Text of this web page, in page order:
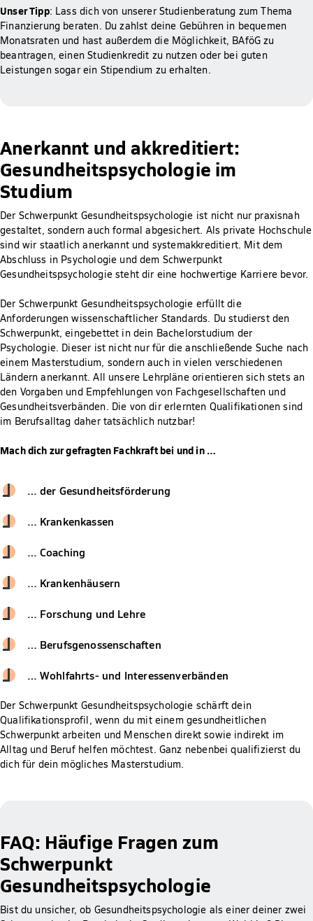
Unser Tipp: Lass dich von unserer Studienberatung zum Thema
Finanzierung beraten. Du zahlst deine Gebühren in bequemen
Monatsraten und hast außerdem die Möglichkeit, BAföG zu
beantragen, einen Studienkredit zu nutzen oder bei guten
Leistungen sogar ein Stipendium zu erhalten.
Anerkannt und akkreditiert:
Gesundheitspsychologie im
Studium
Der Schwerpunkt Gesundheitspsychologie ist nicht nur praxisnah
gestaltet, sondern auch formal abgesichert. Als private Hochschule
sind wir staatlich anerkannt und systemakkreditiert. Mit dem
Abschluss in Psychologie und dem Schwerpunkt
Gesundheitspsychologie steht dir eine hochwertige Karriere bevor.
Der Schwerpunkt Gesundheitspsychologie erfüllt die
Anforderungen wissenschaftlicher Standards. Du studierst den
Schwerpunkt, eingebettet in dein Bachelorstudium der
Psychologie. Dieser ist nicht nur für die anschließende Suche nach
einem Masterstudium, sondern auch in vielen verschiedenen
Ländern anerkannt. All unsere Lehrpläne orientieren sich stets an
den Vorgaben und Empfehlungen von Fachgesellschaften und
Gesundheitsverbänden. Die von dir erlernten Qualifikationen sind
im Berufsalltag daher tatsächlich nutzbar!
Mach dich zur gefragten Fachkraft bei und in …
… der Gesundheitsförderung
… Krankenkassen
… Coaching
… Krankenhäusern
… Forschung und Lehre
… Berufsgenossenschaften
… Wohlfahrts- und Interessenverbänden
Der Schwerpunkt Gesundheitspsychologie schärft dein
Qualifikationsprofil, wenn du mit einem gesundheitlichen
Schwerpunkt arbeiten und Menschen direkt sowie indirekt im
Alltag und Beruf helfen möchtest. Ganz nebenbei qualifizierst du
dich für dein mögliches Masterstudium.
FAQ: Häufige Fragen zum
Schwerpunkt
Gesundheitspsychologie
Bist du unsicher, ob Gesundheitspsychologie als einer deiner zwei